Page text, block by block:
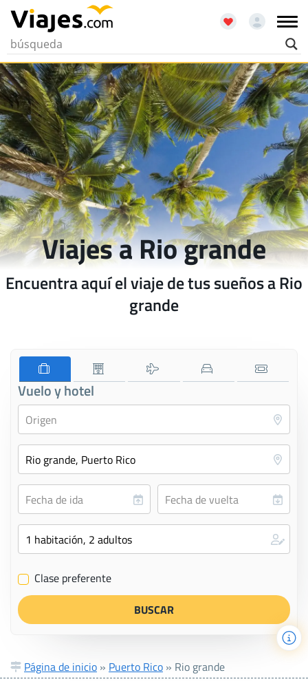
Viajes a Rio grande
Encuentra aquí el viaje de tus sueños a Rio
grande
Vuelo y hotel
✔ Clase preferente
Página de inicio » Puerto Rico » Rio grande